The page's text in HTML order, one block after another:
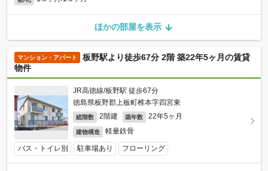
ほかの部屋を表示
マンション・アパート
板野駅より徒歩67分 2階 築22年5ヶ月の賃貸
物件
JR高徳線/板野駅 徒歩67分
徳島県板野郡上板町椎本字四宮東
総階数 2階建 築年数 22年5ヶ月
建物構造 軽量鉄骨
バス・トイレ別 駐車場あり フローリング